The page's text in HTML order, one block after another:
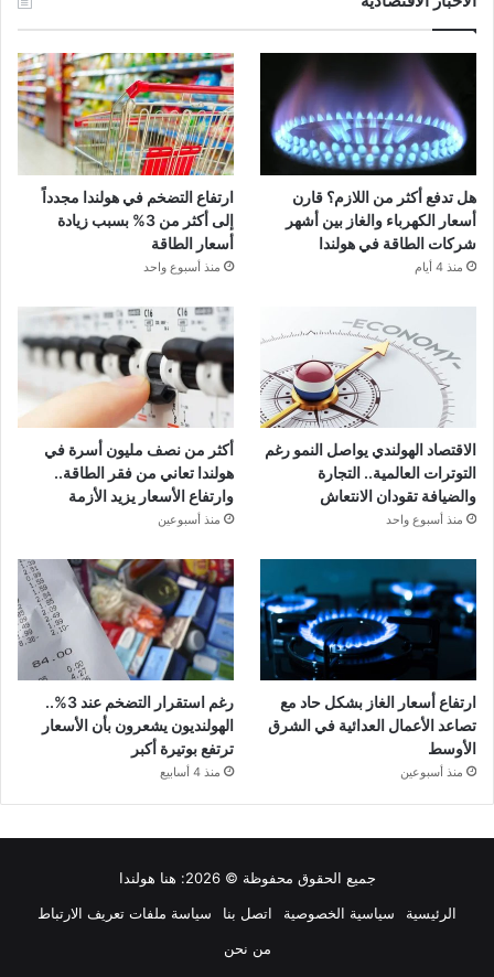
هل تدفع أكثر من اللازم؟ قارن
أسعار الكهرباء والغاز بين أشهر
شركات الطاقة في هولندا
منذ 4 أيام
ارتفاع التضخم في هولندا مجدداً
إلى أكثر من 3% بسبب زيادة
أسعار الطاقة
منذ أسبوع واحد
الاقتصاد الهولندي يواصل النمو رغم
التوترات العالمية.. التجارة
والضيافة تقودان الانتعاش
منذ أسبوع واحد
أكثر من نصف مليون أسرة في
هولندا تعاني من فقر الطاقة..
وارتفاع الأسعار يزيد الأزمة
منذ أسبوعين
ارتفاع أسعار الغاز بشكل حاد مع
تصاعد الأعمال العدائية في الشرق
الأوسط
منذ أسبوعين
رغم استقرار التضخم عند 3%..
الهولنديون يشعرون بأن الأسعار
ترتفع بوتيرة أكبر
منذ 4 أسابيع
جميع الحقوق محفوظة © 2026:
هنا هولندا
الرئيسية
سياسية الخصوصية اتصل بنا
سياسة ملفات تعريف الارتباط
من نحن